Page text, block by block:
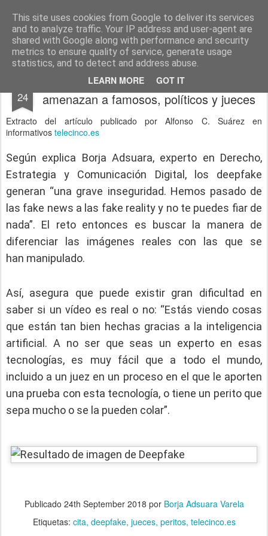
This site uses cookies from Google to deliver its services
and to analyze traffic. Your IP address and user-agent are
shared with Google along with performance and security
metrics to ensure quality of service, generate usage
statistics, and to detect and address abuse.
LEARN MORE GOT IT
menos tecnología y más pedagogía conceptos y reflexiones sobre la sociedad de la información
Pages
24
Deepfake: los vídeos falsos que
amenazan a famosos, políticos y jueces
Extracto del artículo publicado por Alfonso C. Suárez en
informativos telecinco.es
Según explica Borja Adsuara, experto en Derecho,
Estrategia y Comunicación Digital, los deepfake
generan “una grave inseguridad. Hemos pasado de
las fake news a las fake reality y no te puedes fiar de
nada”. El reto entonces es buscar la manera de
diferenciar las imágenes reales con las que se
han manipulado.
Así, asegura que puede existir gran dificultad en
saber si un vídeo es real o no: “Estás viendo cosas
que están tan bien hechas gracias a la inteligencia
artificial . A no ser que seas un experto en esas
tecnologías, es muy fácil que a todo el mundo,
incluido a un juez en un proceso en el que le aporten
una prueba con esta tecnología, o tiene un perito que
sepa mucho o se la pueden colar”.
Publicado 24th September 2018 por Borja Adsuara Varela
Etiquetas: cita deepfake jueces peritos telecinco.es